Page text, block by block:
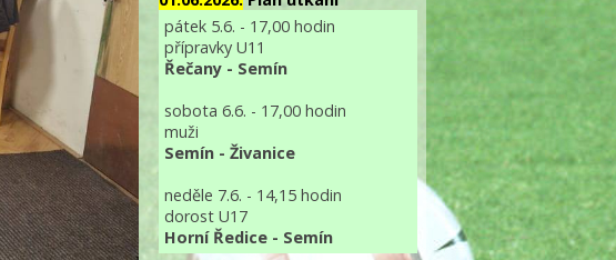
pátek 5.6. - 17,00 hodin
přípravky U11
Řečany - Semín
sobota 6.6. - 17,00 hodin
muži
Semín - Živanice
neděle 7.6. - 14,15 hodin
dorost U17
Horní Ředice - Semín